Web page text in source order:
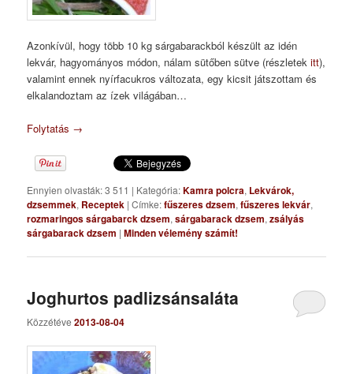
Azonkívül, hogy több 10 kg sárgabarackból készült az idén
lekvár, hagyományos módon, nálam sütőben sütve (részletekitt),
valamint ennek nyírfacukros változata, egy kicsit játszottam és
elkalandoztam az ízek világában…
Folytatás →
Ennyien olvasták: 3 511 | Kategória:Kamra polcra, Lekvárok,
dzsemmek, Receptek |Címke:fűszeres dzsem,fűszeres lekvár,
rozmaringos sárgabarck dzsem,sárgabarack dzsem,zsályás
sárgabarack dzsem |Minden vélemény számít!
Joghurtos padlizsánsaláta
Közzétéve2013-08-04